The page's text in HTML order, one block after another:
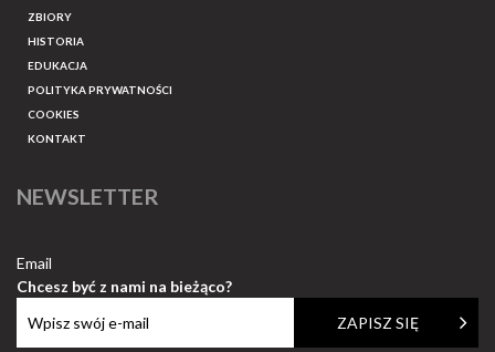
ZBIORY
HISTORIA
EDUKACJA
POLITYKA PRYWATNOŚCI
COOKIES
KONTAKT
NEWSLETTER
Email
Chcesz być z nami na bieżąco?